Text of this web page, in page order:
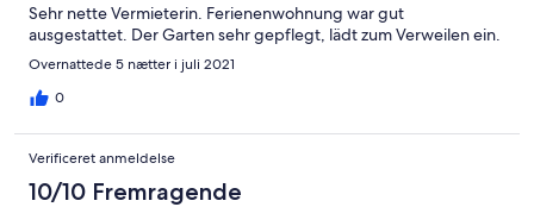
Sehr nette Vermieterin. Ferienenwohnung war gut
ausgestattet. Der Garten sehr gepflegt, lädt zum Verweilen ein.
Overnattede 5 nætter i juli 2021
0
Verificeret anmeldelse
10/10 Fremragende